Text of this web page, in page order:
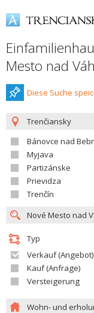
Mesto nad
Diese Suche
Trenčiansky
Bánovce nad
Myjava
Partizánske
Prievidza
Trenčín
Typ
Verkauf (Angebot)
Kauf (Anfrage)
Versteigerung
Wohn- und